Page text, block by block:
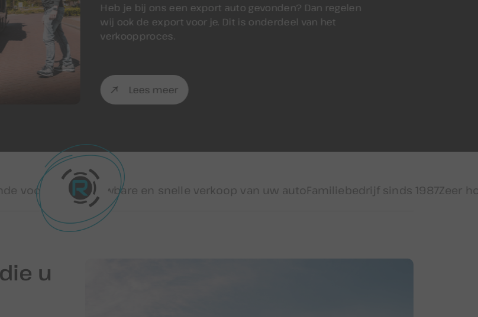
Heb je bij ons een export auto gevonden? Dan regelen
wij ook de export voor je. Dit is onderdeel van het
verkoopproces.
Lees meer
Betrouwbare en snelle verkoop van uw autoFamiliebedrijf sinds 1987 Zeer hoge
u